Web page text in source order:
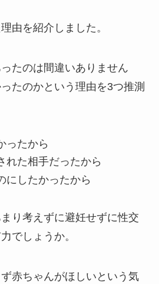
由を紹介しました。
たのは間違いありません
たのかという理由を3つ推測
ったから
れた相手だったから
にしたかったから
り考えずに避妊せずに性交
でしょうか。
赤ちゃんがほしいという気